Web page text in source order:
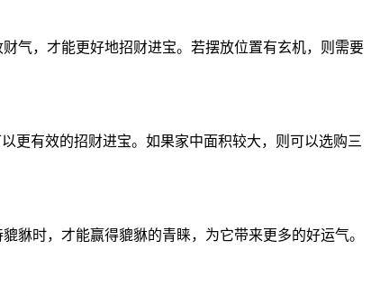
气，才能更好地招财进宝。若摆放位置有玄机，则需要
更有效的招财进宝。如果家中面积较大，则可以选购三
貅时，才能赢得貔貅的青睐，为它带来更多的好运气。